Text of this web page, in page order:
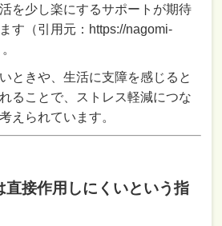
を少し楽にするサポートが期待
す（引用元：https://nagomi-
ときや、生活に支障を感じると
ることで、ストレス軽減につな
えられています。
直接作用しにくいという指